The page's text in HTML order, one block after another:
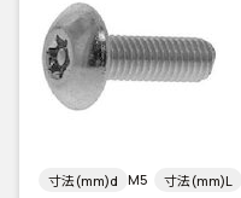
寸法(mm)d M5 寸法(mm)L